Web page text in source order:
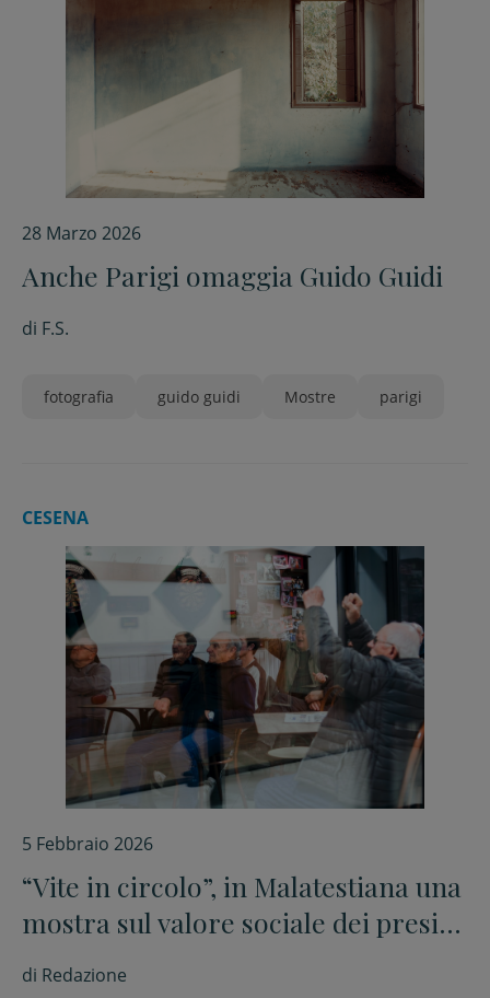
28 Marzo 2026
Anche Parigi omaggia Guido Guidi
di F.S.
fotografia guido guidi Mostre parigi
CESENA
5 Febbraio 2026
“Vite in circolo”, in Malatestiana una
mostra sul valore sociale dei presidi
Acli, Arci ed Endas
di Redazione